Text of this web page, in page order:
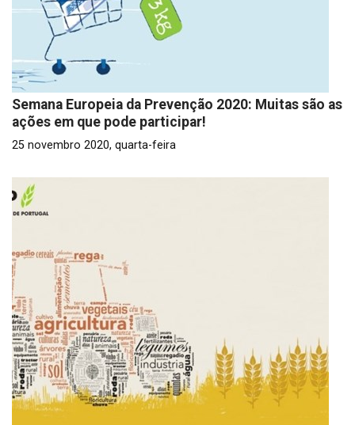
Semana Europeia da Prevenção 2020: Muitas são as
ações em que pode participar!
25 novembro 2020, quarta-feira